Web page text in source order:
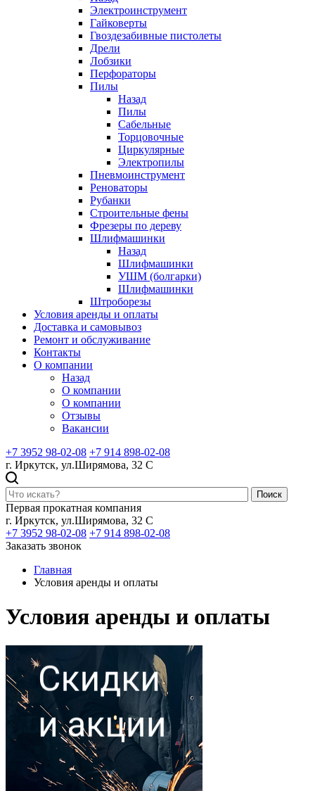
Электроинструмент
Гайковерты
Гвоздезабивные пистолеты
Дрели
Лобзики
Перфораторы
Пилы
Назад
Пилы
Сабельные
Торцовочные
Циркулярные
Электропилы
Пневмоинструмент
Реноваторы
Рубанки
Строительные фены
Фрезеры по дереву
Шлифмашинки
Назад
Шлифмашинки
УШМ (болгарки)
Шлифмашинки
Штроборезы
Условия аренды и оплаты
Доставка и самовывоз
Ремонт и обслуживание
Контакты
О компании
Назад
О компании
О компании
Отзывы
Вакансии
+7 3952 98-02-08 +7 914 898-02-08
г. Иркутск, ул.Ширямова, 32 С
Поиск
Первая прокатная компания
г. Иркутск, ул.Ширямова, 32 С
+7 3952 98-02-08 +7 914 898-02-08
Заказать звонок
Главная
Условия аренды и оплаты
Условия аренды и оплаты